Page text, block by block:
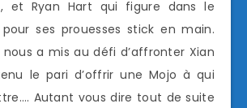
et Ryan Hart qui figure dans le
pour ses prouesses stick en main.
nous a mis au défi d’affronter Xian
le pari d’offrir une Mojo à qui
Autant vous dire tout de suite